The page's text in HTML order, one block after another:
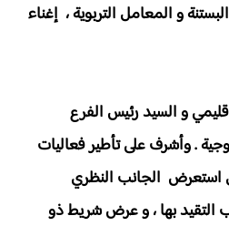
و المعامل التربوية ، إغناء
و السيد رئيس الفرع
. وأشرف على تأطير فعاليات
استعرض الجانب النظري
التقيد بها ، و عرض شريط ذو